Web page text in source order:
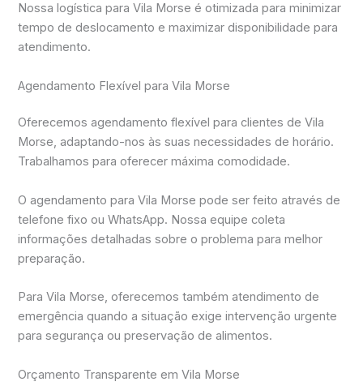
Nossa logística para Vila Morse é otimizada para minimizar
tempo de deslocamento e maximizar disponibilidade para
atendimento.
Agendamento Flexível para Vila Morse
Oferecemos agendamento flexível para clientes de Vila
Morse, adaptando-nos às suas necessidades de horário.
Trabalhamos para oferecer máxima comodidade.
O agendamento para Vila Morse pode ser feito através de
telefone fixo ou WhatsApp. Nossa equipe coleta
informações detalhadas sobre o problema para melhor
preparação.
Para Vila Morse, oferecemos também atendimento de
emergência quando a situação exige intervenção urgente
para segurança ou preservação de alimentos.
Orçamento Transparente em Vila Morse